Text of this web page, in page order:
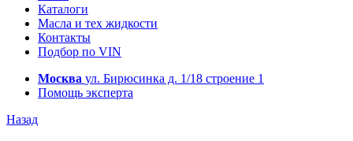
Каталоги
Масла и тех жидкости
Контакты
Подбор по VIN
Москва ул. Бирюсинка д. 1/18 строение 1
Помощь эксперта
Назад